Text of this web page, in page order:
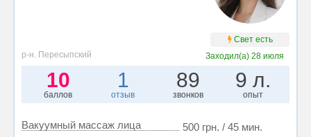
Свет есть
р-н. Пересыпский
Заходил(а)28 июля
10
баллов
1
отзыв
89
звонков
9 л.
опыт
Вакуумный массаж лица 500 грн. / 45 мин.